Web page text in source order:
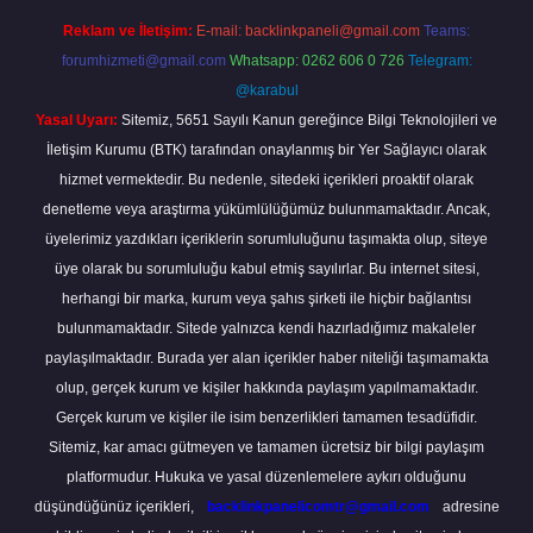
Reklam ve İletişim: E-mail: backlinkpaneli@gmail.com Teams:
forumhizmeti@gmail.com Whatsapp: 0262 606 0 726 Telegram:
@karabul
Yasal Uyarı: Sitemiz, 5651 Sayılı Kanun gereğince Bilgi Teknolojileri ve
İletişim Kurumu (BTK) tarafından onaylanmış bir Yer Sağlayıcı olarak
hizmet vermektedir. Bu nedenle, sitedeki içerikleri proaktif olarak
denetleme veya araştırma yükümlülüğümüz bulunmamaktadır. Ancak,
üyelerimiz yazdıkları içeriklerin sorumluluğunu taşımakta olup, siteye
üye olarak bu sorumluluğu kabul etmiş sayılırlar. Bu internet sitesi,
herhangi bir marka, kurum veya şahıs şirketi ile hiçbir bağlantısı
bulunmamaktadır. Sitede yalnızca kendi hazırladığımız makaleler
paylaşılmaktadır. Burada yer alan içerikler haber niteliği taşımamakta
olup, gerçek kurum ve kişiler hakkında paylaşım yapılmamaktadır.
Gerçek kurum ve kişiler ile isim benzerlikleri tamamen tesadüfidir.
Sitemiz, kar amacı gütmeyen ve tamamen ücretsiz bir bilgi paylaşım
platformudur. Hukuka ve yasal düzenlemelere aykırı olduğunu
düşündüğünüz içerikleri,
backlinkpanelicomtr@gmail.com
adresine